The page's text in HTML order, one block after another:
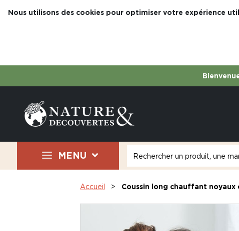
Nous utilisons des cookies pour optimiser votre expérience
MENU
Accueil Coussin long chauffant noyaux